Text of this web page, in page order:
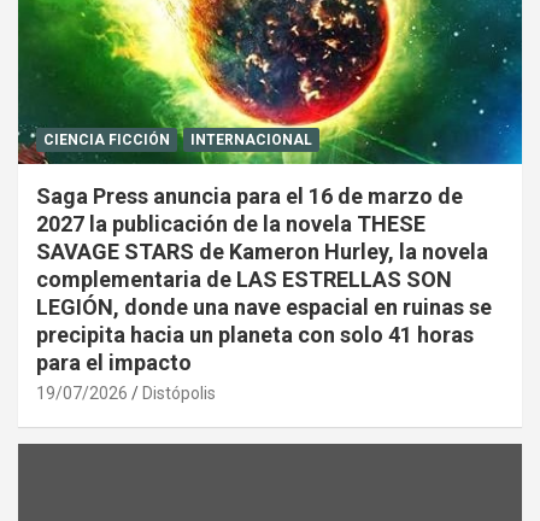
CIENCIA FICCIÓN INTERNACIONAL
Saga Press anuncia para el 16 de marzo de
2027 la publicación de la novela THESE
SAVAGE STARS de Kameron Hurley, la novela
complementaria de LAS ESTRELLAS SON
LEGIÓN, donde una nave espacial en ruinas se
precipita hacia un planeta con solo 41 horas
para el impacto
19/07/2026 Distópolis